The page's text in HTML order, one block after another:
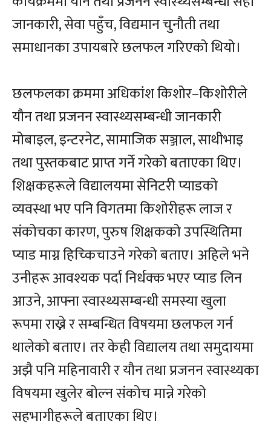
जानकारी, सेवा पहुँच, विद्यमान चुनौती तथा
समाधानका उपायबारे छलफल गरिएको थियो।
छलफलका क्रममा अधिकांश किशोर–किशोरीले
यौन तथा प्रजनन स्वास्थ्यसम्बन्धी जानकारी
मोबाइल, इन्टरनेट, सामाजिक सञ्जाल, साथीभाइ
तथा पुस्तकबाट प्राप्त गर्ने गरेको बताएका थिए।
शिक्षकहरूले विद्यालयमा सेनिटरी प्याडको
व्यवस्था भए पनि विगतमा किशोरीहरू लाज र
संकोचका कारण, पुरुष शिक्षकको उपस्थितिमा
प्याड माग्न हिच्किचाउने गरेको बताए। अहिले भने
उनीहरू आवश्यक पर्दा निर्धक्क भएर प्याड लिन
आउने, आफ्ना स्वास्थ्यसम्बन्धी समस्या खुला
रूपमा राख्ने र सम्बन्धित विषयमा छलफल गर्न
थालेको बताए। तर केही विद्यालय तथा समुदायमा
अझै पनि महिनावारी र यौन तथा प्रजनन स्वास्थ्यका
विषयमा खुलेर बोल्न संकोच मान्ने गरेको
सहभागीहरूले बताएका थिए।